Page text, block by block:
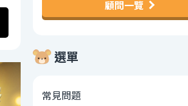
顧問一覽
選單
常見問題